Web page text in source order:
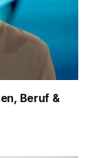
Beruf &